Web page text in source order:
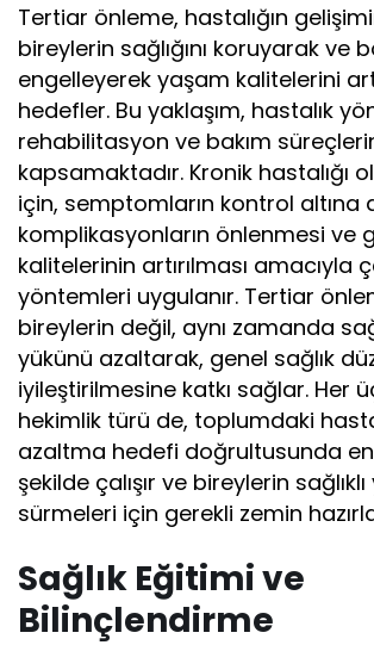
Tertiar önleme, hastalığın
bireylerin sağlığını koruyarak ve
engelleyerek yaşam kalitelerini
hedefler. Bu yaklaşım, hastalık
rehabilitasyon ve bakım
kapsamaktadır. Kronik hastalığı
için, semptomların kontrol altına
komplikasyonların önlenmesi ve
kalitelerinin artırılması amacıyla
yöntemleri uygulanır. Tertiar
bireylerin değil, aynı zamanda
yükünü azaltarak, genel sağlık
iyileştirilmesine katkı sağlar. Her
hekimlik türü de, toplumdaki
azaltma hedefi doğrultusunda
şekilde çalışır ve bireylerin
sürmeleri için gerekli zemin
Sağlık Eğitimi ve
Bilinçlendirme